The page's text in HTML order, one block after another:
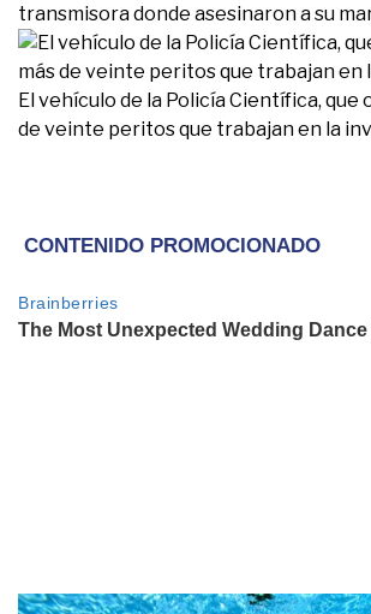
transmisora donde asesinaron a su
El vehículo de la Policía Científica, que
de veinte peritos que trabajan en la